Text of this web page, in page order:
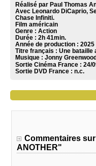
Réalisé par Paul Thomas
Avec Leonardo DiCaprio,
Chase Infiniti.
Film américain
Genre : Action
Durée : 2h 41min.
Année de production : 2025
Titre français : Une bataille
Musique : Jonny
Sortie Cinéma France : 24/
Sortie DVD France : n.c.
Commentaires
ANOTHER"